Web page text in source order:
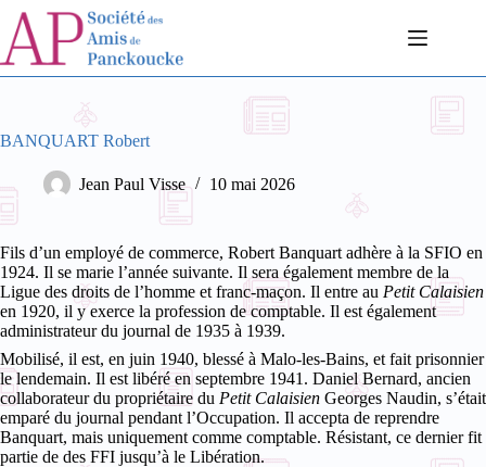
Passer
contenu
BANQUART Robert
Jean Paul Visse 10 mai 2026
Fils d’un employé de commerce, Robert Banquart adhère à la SFIO en
1924. Il se marie l’année suivante. Il sera également membre de la
Ligue des droits de l’homme et franc-maçon. Il entre au Petit Calaisien
en 1920, il y exerce la profession de comptable. Il est également
administrateur du journal de 1935 à 1939.
Mobilisé, il est, en juin 1940, blessé à Malo-les-Bains, et fait prisonnier
le lendemain. Il est libéré en septembre 1941. Daniel Bernard, ancien
collaborateur du propriétaire du Petit Calaisien Georges Naudin, s’était
emparé du journal pendant l’Occupation. Il accepta de reprendre
Banquart, mais uniquement comme comptable. Résistant, ce dernier fit
partie de des FFI jusqu’à le Libération.